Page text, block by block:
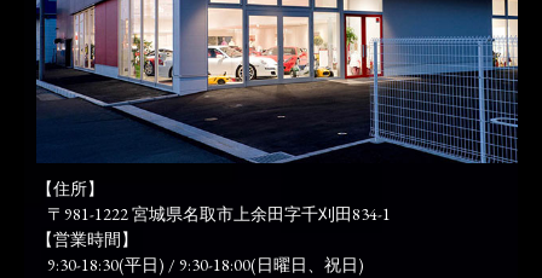
【住所】
〒981-1222 宮城県名取市上余田字千刈田834-1
【営業時間】
9:30-18:30(平日) / 9:30-18:00(日曜日、祝日)